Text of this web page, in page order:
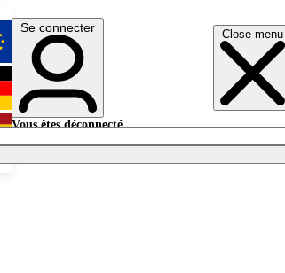
Close menu
English
Deutsch
Se connecter
Vous êtes déconnecté.